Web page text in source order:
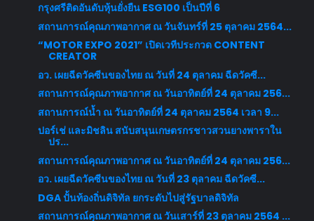
กรุงศรีติดอันดับหุ้นยั่งยืน ESG100 เป็นปีที่ 6
สถานการณ์คุณภาพอากาศ ณ วันจันทร์ที่ 25 ตุลาคม 2564...
“MOTOR EXPO 2021” เปิดเวทีประกวด CONTENT
CREATOR
อว. เผยฉีดวัคซีนของไทย ณ วันที่ 24 ตุลาคม ฉีดวัคซี...
สถานการณ์คุณภาพอากาศ ณ วันอาทิตย์ที่ 24 ตุลาคม 256...
สถานการณ์น้ำ ณ วันอาทิตย์ที่ 24 ตุลาคม 2564 เวลา 9...
ปอร์เช่ และมิชลิน สนับสนุนเกษตรกรชาวสวนยางพาราใน
ปร...
สถานการณ์คุณภาพอากาศ ณ วันอาทิตย์ที่ 24 ตุลาคม 256...
อว. เผยฉีดวัคซีนของไทย ณ วันที่ 23 ตุลาคม ฉีดวัคซี...
DGA ปั้นท้องถิ่นดิจิทัล ยกระดับไปสู่รัฐบาลดิจิทัล
สถานการณ์คุณภาพอากาศ ณ วันเสาร์ที่ 23 ตุลาคม 2564 ...